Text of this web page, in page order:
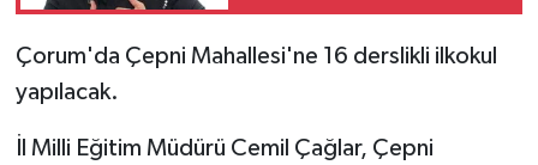
Çorum'da Çepni Mahallesi'ne 16 derslikli ilkokul
yapılacak.
İl Milli Eğitim Müdürü Cemil Çağlar, Çepni